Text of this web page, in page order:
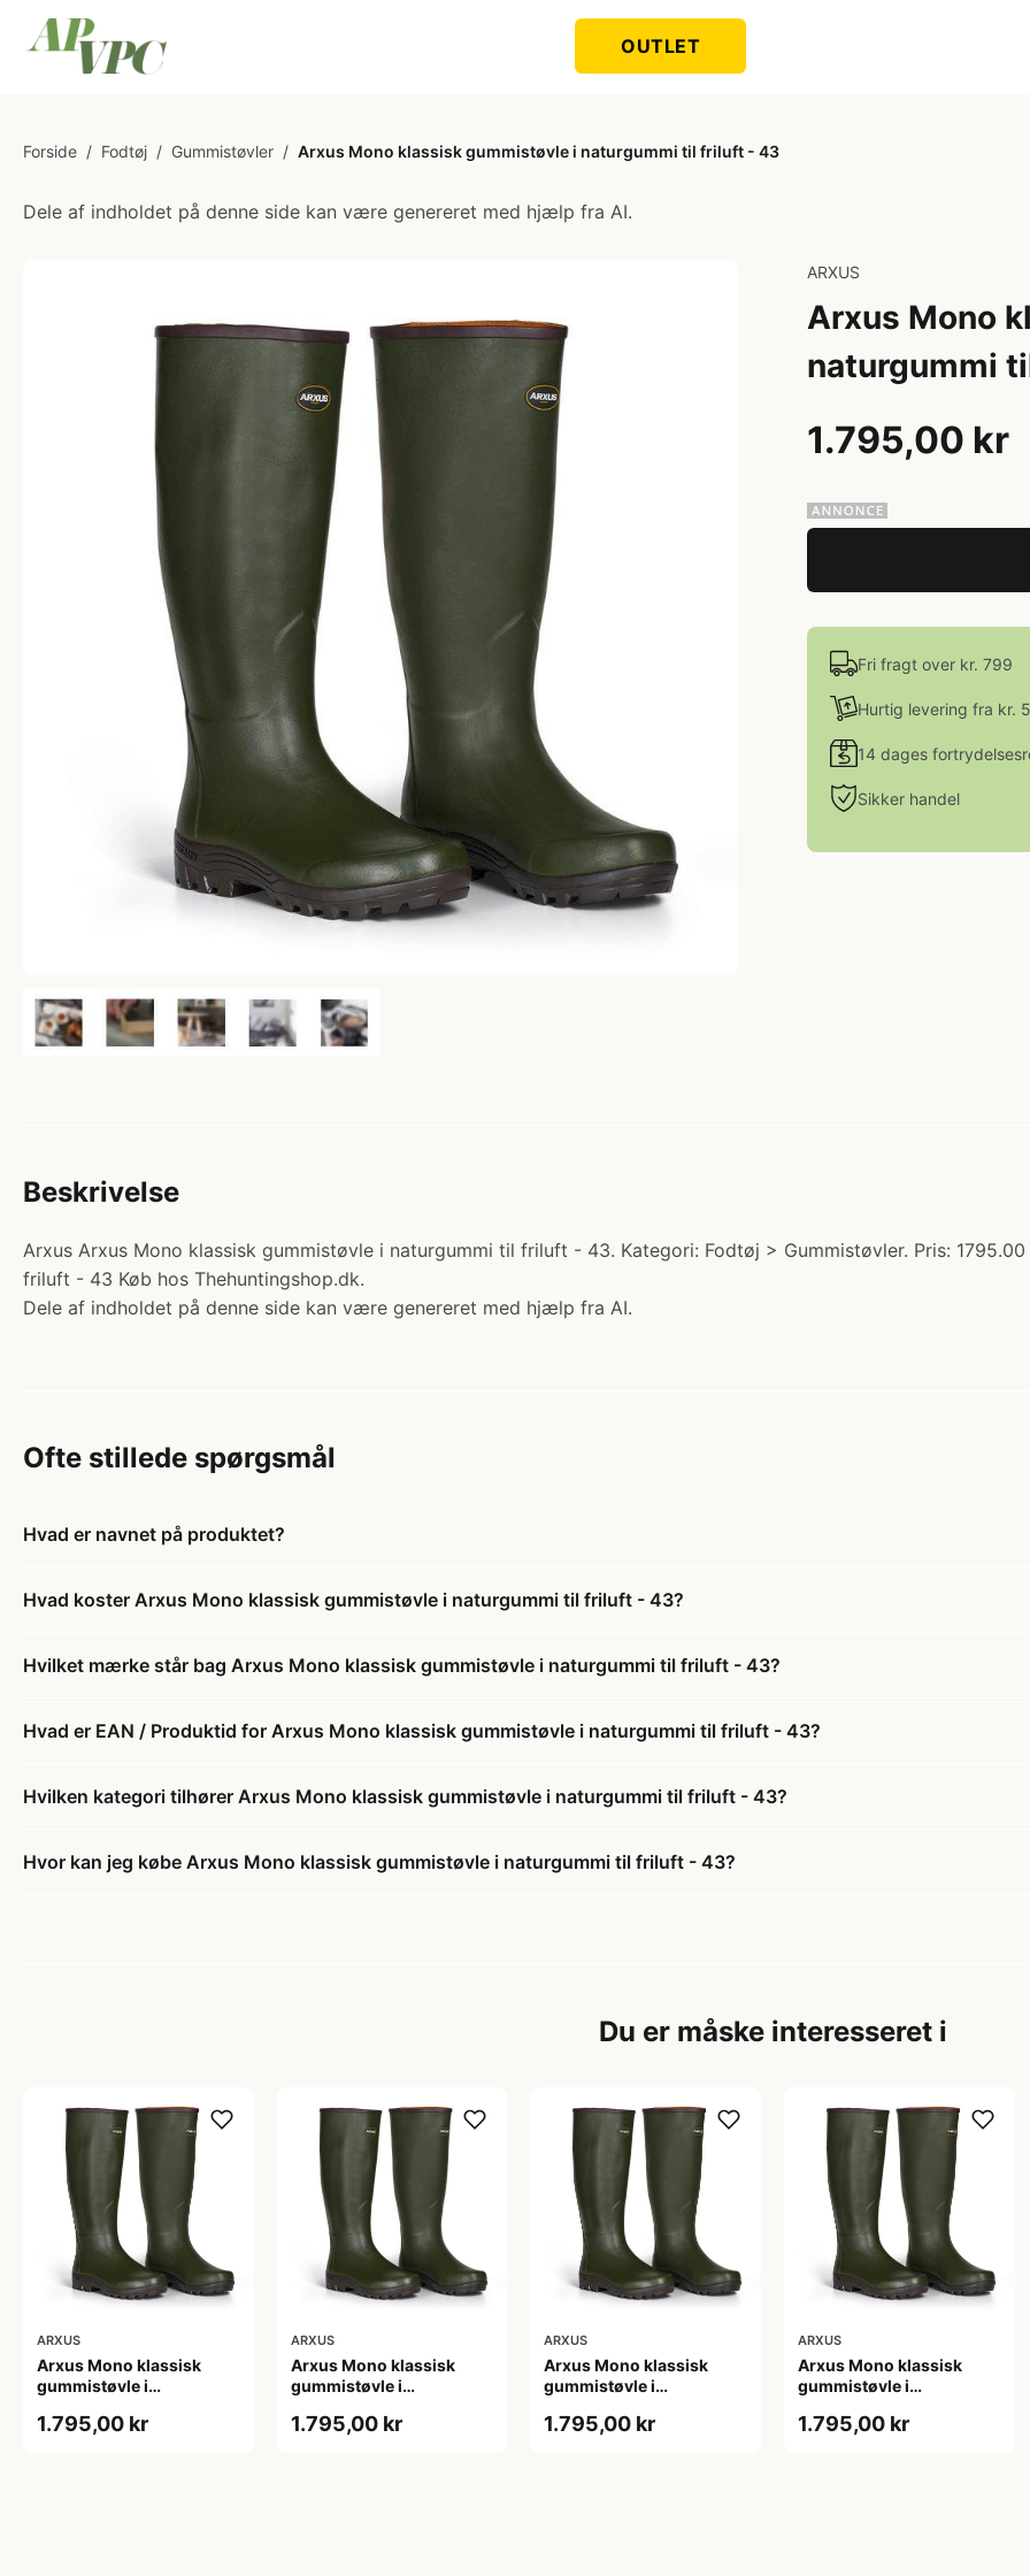
OUTLET
Forside / Fodtøj / Gummistøvler / Arxus Mono klassisk gummistøvle i naturgummi til friluft - 43
Dele af indholdet på denne side kan være genereret med hjælp fra AI.
ARXUS
Arxus Mono
naturgummi
1.795,00 kr
Fri fragt over kr. 799
Hurtig levering fra kr.
14 dages
Sikker handel
Beskrivelse
Arxus Arxus Mono klassisk gummistøvle i naturgummi til friluft - 43. Kategori: Fodtøj > Gummistøvler. Pris:
friluft - 43 Køb hos Thehuntingshop.dk.
Dele af indholdet på denne side kan være genereret med hjælp fra AI.
Ofte stillede spørgsmål
Hvad er navnet på produktet?
Hvad koster Arxus Mono klassisk gummistøvle i naturgummi til friluft - 43?
Hvilket mærke står bag Arxus Mono klassisk gummistøvle i naturgummi til friluft - 43?
Hvad er EAN / Produktid for Arxus Mono klassisk gummistøvle i naturgummi til friluft - 43?
Hvilken kategori tilhører Arxus Mono klassisk gummistøvle i naturgummi til friluft - 43?
Hvor kan jeg købe Arxus Mono klassisk gummistøvle i naturgummi til friluft - 43?
Du er måske interesseret i
ARXUS
Arxus Mono klassisk
gummistøvle i
1.795,00 kr
ARXUS
Arxus Mono klassisk
gummistøvle i
1.795,00 kr
ARXUS
Arxus Mono klassisk
gummistøvle i
1.795,00 kr
ARXUS
Arxus Mono klassisk
gummistøvle i
1.795,00 kr